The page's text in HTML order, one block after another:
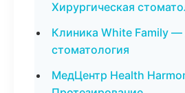
Хирургическая
Клиника White Family —
стоматология
МедЦентр Health